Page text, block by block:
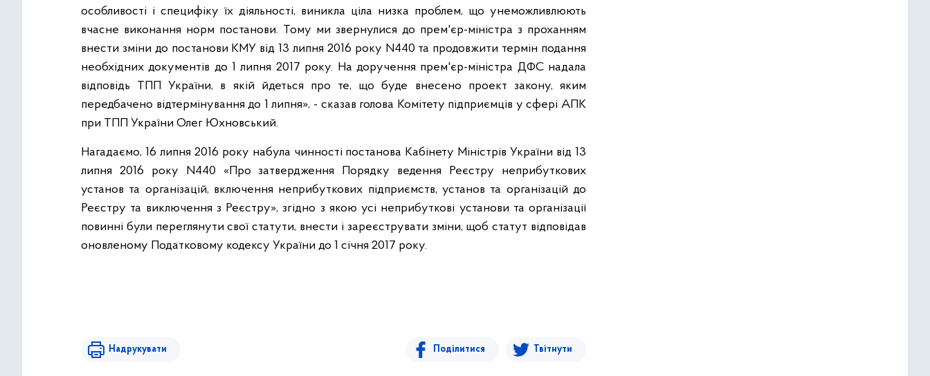
особливості і специфіку їх діяльності, виникла ціла низка проблем, що унеможливлюють
вчасне виконання норм постанови. Тому ми звернулися до прем'єр-міністра з проханням
внести зміни до постанови КМУ від 13 липня 2016 року N440 та продовжити термін подання
необхідних документів до 1 липня 2017 року. На доручення прем'єр-міністра ДФС надала
відповідь ТПП України, в якій йдеться про те, що буде внесено проект закону, яким
передбачено відтермінування до 1 липня», - сказав голова Комітету підприємців у сфері АПК
при ТПП України Олег Юхновський.
Нагадаємо, 16 липня 2016 року набула чинності постанова Кабінету Міністрів України від 13
липня 2016 року N440 «Про затвердження Порядку ведення Реєстру неприбуткових
установ та організацій, включення неприбуткових підприємств, установ та організацій до
Реєстру та виключення з Реєстру», згідно з якою усі неприбуткові установи та організації
повинні були переглянути свої статути, внести і зареєструвати зміни, щоб статут відповідав
оновленому Податковому кодексу України до 1 січня 2017 року.
Надрукувати Поділитися Твітнути